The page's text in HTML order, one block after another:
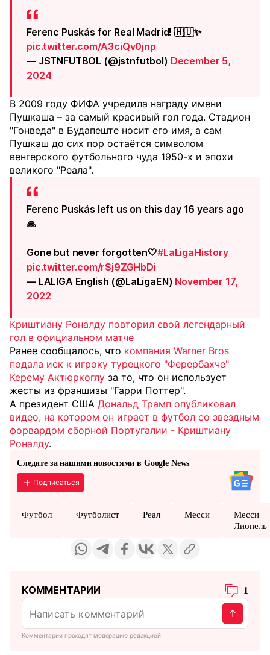
Ferenc Puskás for Real Madrid! 🇭🇺✨
pic.twitter.com/A3ciQv0jnp
— JSTNFUTBOL (@jstnfutbol) December 5,
2024
В 2009 году ФИФА учредила награду имени
Пушкаша – за самый красивый гол года. Стадион
"Гонведа" в Будапеште носит его имя, а сам
Пушкаш до сих пор остаётся символом
венгерского футбольного чуда 1950-х и эпохи
великого "Реала".
Ferenc Puskás left us on this day 16 years ago
🙏
Gone but never forgotten🤍#LaLigaHistory
pic.twitter.com/rSj9ZGHbDi
— LALIGA English (@LaLigaEN) November 17,
2022
Криштиану Роналду повторил свой легендарный
гол в официальном матче
Ранее сообщалось, что компания Warner Bros
подала иск к игроку турецкого "Ферербахче"
Керему Актюркоглу за то, что он использует
жесты из франшизы "Гарри Поттер".
А президент США Дональд Трамп опубликовал
видео, на котором он играет в футбол со звездным
форвардом сборной Португалии - Криштиану
Роналду.
Следите за нашими новостями в Google News
Подписаться
Футбол Футболист Реал Месси
Месси
Лионель
КОММЕНТАРИИ 1
Комментарии проходят модерацию редакцией